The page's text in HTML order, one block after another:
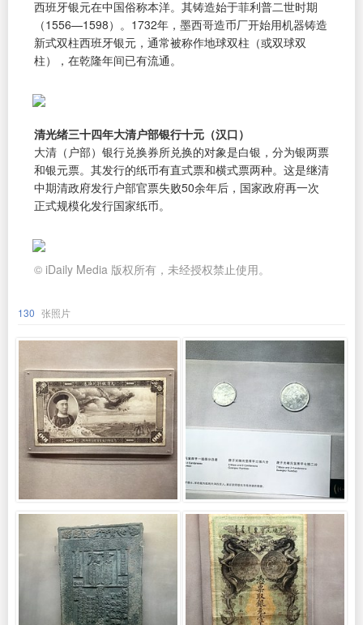
西班牙银元在中国俗称本洋。其铸造始于菲利普二世时期
（1556—1598）。1732年，墨西哥造币厂开始用机器铸造
新式双柱西班牙银元，通常被称作地球双柱（或双球双
柱），在乾隆年间已有流通。
清光绪三十四年大清户部银行十元（汉口）
大清（户部）银行兑换券所兑换的对象是白银，分为银两票
和银元票。其发行的纸币有直式票和横式票两种。这是继清
中期清政府发行户部官票失败50余年后，国家政府再一次
正式规模化发行国家纸币。
© iDaily Media 版权所有，未经授权禁止使用。
130 张照片